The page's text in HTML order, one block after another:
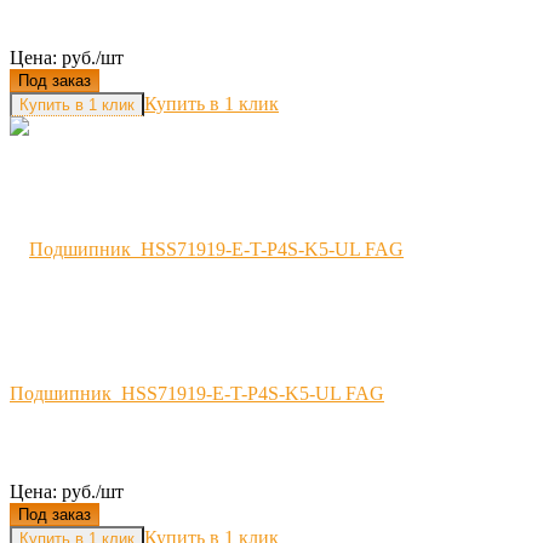
Цена: руб./шт
Под заказ
Купить в 1 клик
Подшипник HSS71919-E-T-P4S-K5-UL FAG
Цена: руб./шт
Под заказ
Купить в 1 клик